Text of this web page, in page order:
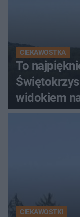
CIEKAWOSTKA
To
widokiem
CIEKAWOSTKI